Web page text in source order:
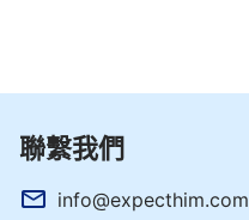
聯繫我們
info@expecthim.com